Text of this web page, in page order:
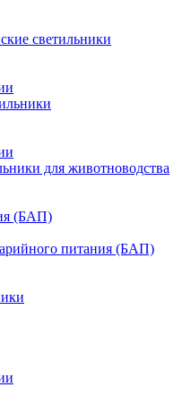
светильники
для животноводства
(БАП)
питания (БАП)